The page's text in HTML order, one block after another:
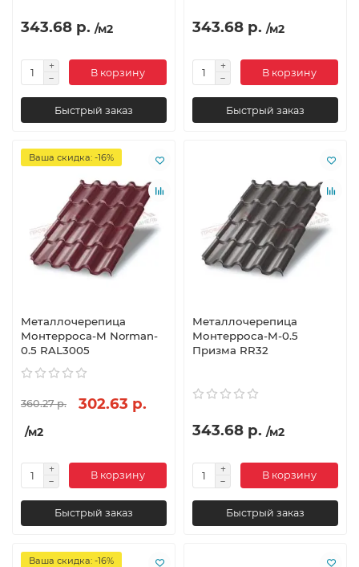
343.68 р. /м2
В корзину
Быстрый заказ
343.68 р. /м2
В корзину
Быстрый заказ
Ваша скидка: -16%
Металлочерепица
Монтерроса-M Norman-
0.5 RAL3005
360.27 р. 302.63 р.
/м2
В корзину
Быстрый заказ
Металлочерепица
Монтерроса-M-0.5
Призма RR32
343.68 р. /м2
В корзину
Быстрый заказ
Ваша скидка: -16%